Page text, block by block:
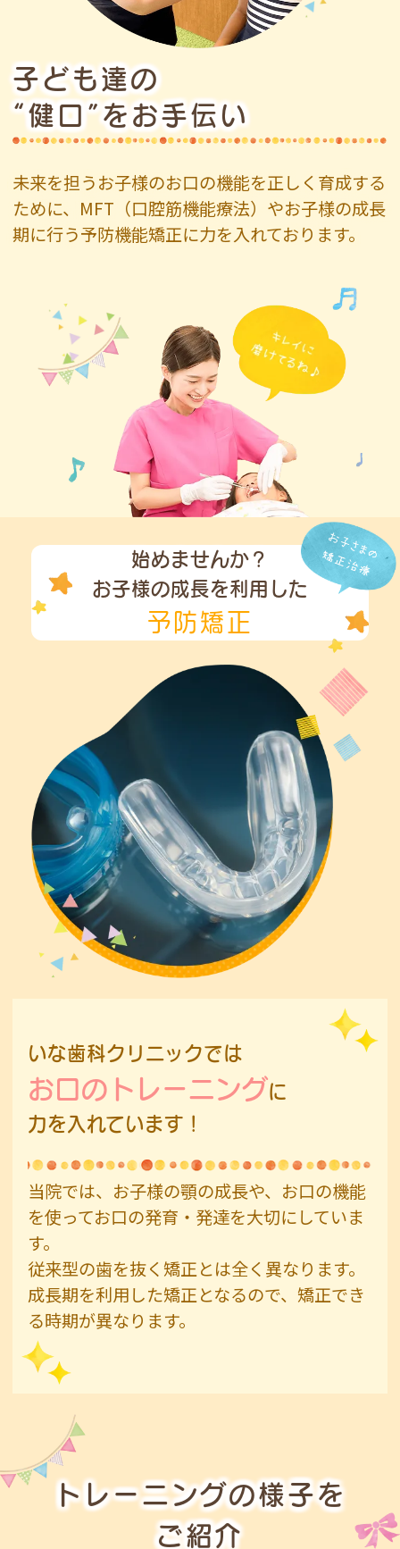
子ども達の
“健口”をお手伝い
未来を担うお子様のお口の機能を正しく育成する
ために、MFT（口腔筋機能療法）やお子様の成長
期に行う予防機能矯正に力を入れております。
始めませんか？
お子様の成長を利用した
予防矯正
いな歯科クリニックでは
お口のトレーニングに
力を入れています！
当院では、お子様の顎の成長や、お口の機能
を使ってお口の発育・発達を大切にしていま
す。
従来型の歯を抜く矯正とは全く異なります。
成長期を利用した矯正となるので、矯正でき
る時期が異なります。
トレーニングの様子を
ご紹介